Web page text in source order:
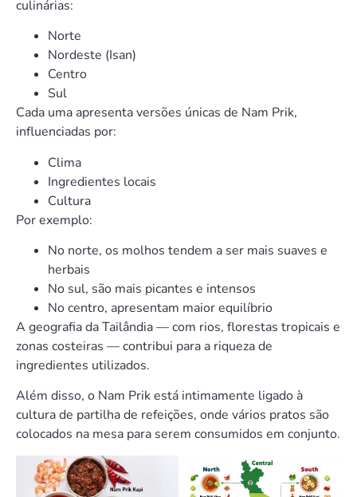
culinárias:
Norte
Nordeste (Isan)
Centro
Sul
Cada uma apresenta versões únicas de Nam Prik,
influenciadas por:
Clima
Ingredientes locais
Cultura
Por exemplo:
No norte, os molhos tendem a ser mais suaves e
herbais
No sul, são mais picantes e intensos
No centro, apresentam maior equilíbrio
A geografia da Tailândia — com rios, florestas tropicais e
zonas costeiras — contribui para a riqueza de
ingredientes utilizados.
Além disso, o Nam Prik está intimamente ligado à
cultura de partilha de refeições, onde vários pratos são
colocados na mesa para serem consumidos em conjunto.